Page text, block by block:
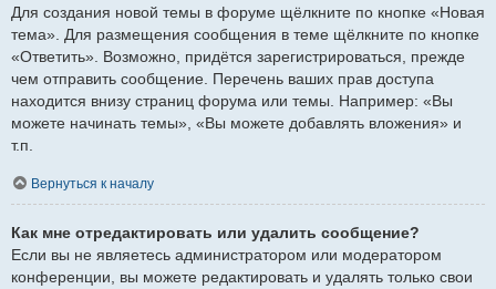
Для создания новой темы в форуме щёлкните по кнопке «Новая
тема». Для размещения сообщения в теме щёлкните по кнопке
«Ответить». Возможно, придётся зарегистрироваться, прежде
чем отправить сообщение. Перечень ваших прав доступа
находится внизу страниц форума или темы. Например: «Вы
можете начинать темы», «Вы можете добавлять вложения» и
т.п.
Вернуться к началу
Как мне отредактировать или удалить сообщение?
Если вы не являетесь администратором или модератором
конференции, вы можете редактировать и удалять только свои